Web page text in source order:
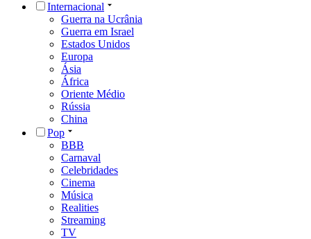
Internacional
Guerra na Ucrânia
Guerra em Israel
Estados Unidos
Europa
Ásia
África
Oriente Médio
Rússia
China
Pop
BBB
Carnaval
Celebridades
Cinema
Música
Realities
Streaming
TV